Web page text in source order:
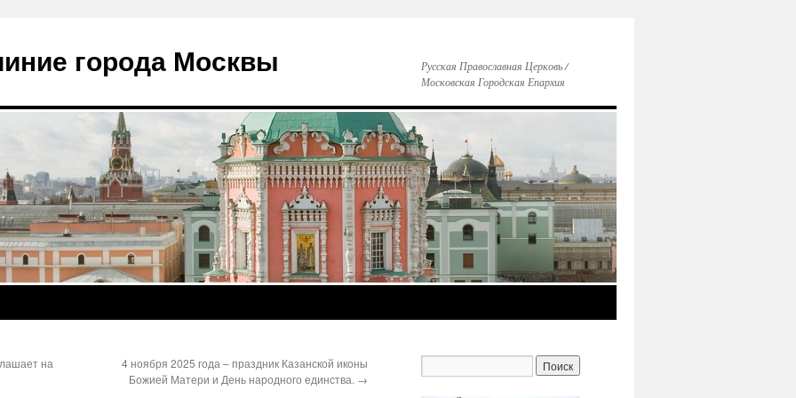
города Москвы
Русская Православная Церковь /
Московская Городская Епархия
на
4 ноября 2025 года – праздник Казанской иконы
Божией Матери и День народного единства. →